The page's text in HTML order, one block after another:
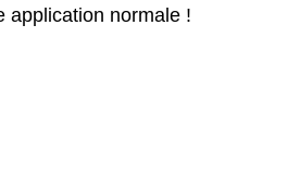
application normale !